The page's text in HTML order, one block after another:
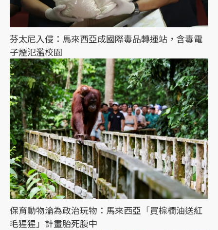
芬太尼入侵：馬來西亞成國際毒品轉運站，含毒電
子煙氾濫校園
保育動物淪為政治玩物：馬來西亞「買棕櫚油送紅
毛猩猩」計畫胎死腹中